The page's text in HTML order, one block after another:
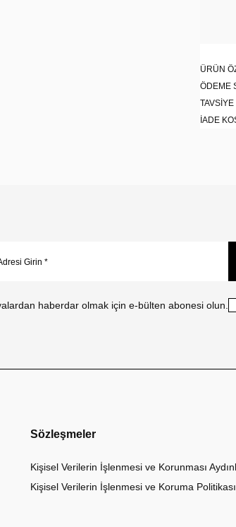
ÜRÜN
ÖDEME
TAVSIYE
İADE
haberdar olmak için e-bülten abonesi olun.
Sözleşmeler
Kişisel Verilerin İşlenmesi ve Korunması
Kişisel Verilerin İşlenmesi ve Koruma Politikası